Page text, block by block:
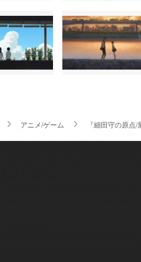
アニメ/ゲーム 『細田守の原